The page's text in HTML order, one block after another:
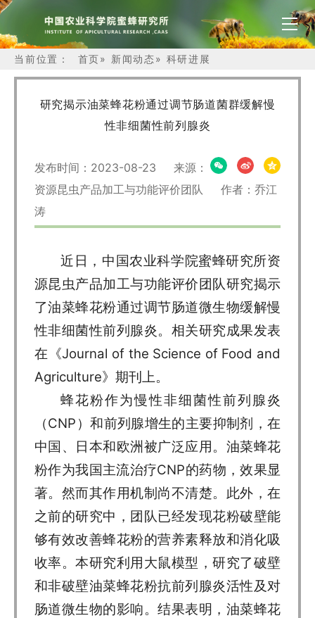
当前位置： 首页» 新闻动态» 科研进展
研究揭示油菜蜂花粉通过调节肠道菌群缓解慢
性非细菌性前列腺炎
发布时间：2023-08-23 来源：
资源昆虫产品加工与功能评价团队 作者：乔江
涛
近日，中国农业科学院蜜蜂研究所资
源昆虫产品加工与功能评价团队研究揭示
了油菜蜂花粉通过调节肠道微生物缓解慢
性非细菌性前列腺炎。相关研究成果发表
在《Journal of the Science of Food and
Agriculture》期刊上。
蜂花粉作为慢性非细菌性前列腺炎
（CNP）和前列腺增生的主要抑制剂，在
中国、日本和欧洲被广泛应用。油菜蜂花
粉作为我国主流治疗CNP的药物，效果显
著。然而其作用机制尚不清楚。此外，在
之前的研究中，团队已经发现花粉破壁能
够有效改善蜂花粉的营养素释放和消化吸
收率。本研究利用大鼠模型，研究了破壁
和非破壁油菜蜂花粉抗前列腺炎活性及对
肠道微生物的影响。结果表明，油菜蜂花